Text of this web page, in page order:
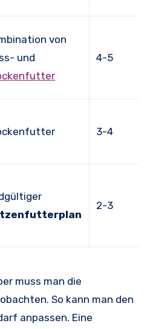
von
und
4-5
3-4
2-3
muss man die
So kann man den
anpassen. Eine